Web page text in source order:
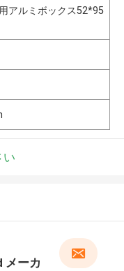
アルミボックス52*95
い
メーカ